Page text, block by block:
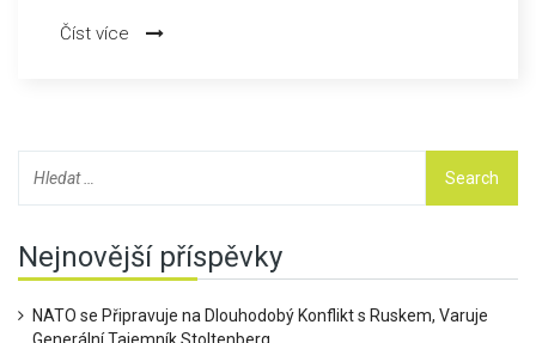
5, ukázala skvělou formu a přispěla k historickému
Číst více
Nejnovější příspěvky
NATO se Připravuje na Dlouhodobý Konflikt s Ruskem, Varuje